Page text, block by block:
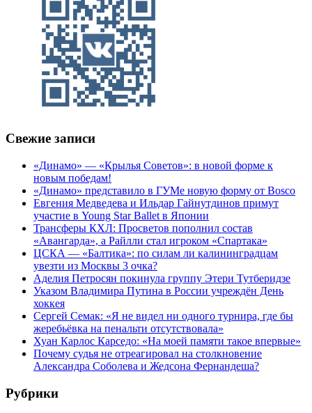
Свежие записи
«Динамо» — «Крылья Советов»: в новой форме к
новым победам!
«Динамо» представило в ГУМе новую форму от Bosco
Евгения Медведева и Ильдар Гайнутдинов примут
участие в Young Star Ballet в Японии
Трансферы КХЛ: Просветов пополнил состав
«Авангарда», а Райлли стал игроком «Спартака»
ЦСКА — «Балтика»: по силам ли калининградцам
увезти из Москвы 3 очка?
Аделия Петросян покинула группу Этери Тутберидзе
Указом Владимира Путина в России учреждён День
хоккея
Сергей Семак: «Я не видел ни одного турнира, где бы
жеребьёвка на пенальти отсутствовала»
Хуан Карлос Карседо: «На моей памяти такое впервые»
Почему судья не отреагировал на столкновение
Александра Соболева и Жедсона Фернандеша?
Рубрики